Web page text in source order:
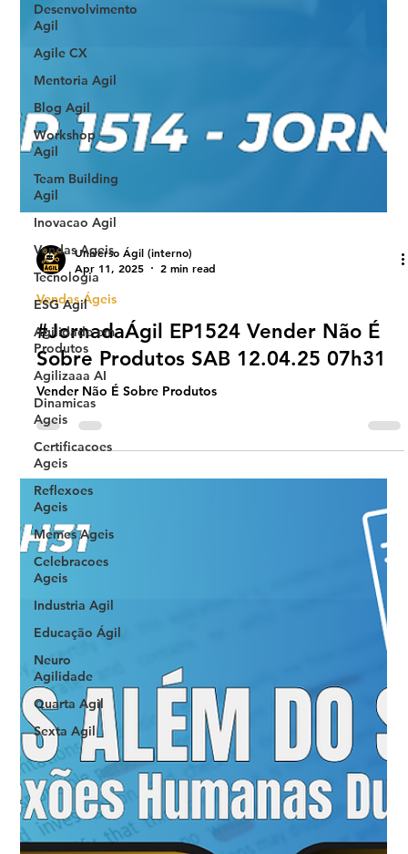
Desenvolvimento
Agil
Agile CX
Mentoria Agil
Blog Agil
Workshop
Agil
Team Building
Agil
Inovacao Agil
Vendas Ageis
Tecnologia
ESG Agil
Agilidade em
Produtos
Agilizaaa AI
Dinamicas
Ageis
Certificacoes
Ageis
Reflexoes
Ageis
Memes Ageis
Celebracoes
Ageis
Industria Agil
Educação Ágil
Neuro
Agilidade
Quarta Agil
Sexta Agil
Universo Ágil (interno)
Apr 11, 2025
Vendas Ágeis
#JornadaÁgil EP1524 Vender Não É
Sobre Produtos SAB 12.04.25 07h31
Vender Não É Sobre Produtos